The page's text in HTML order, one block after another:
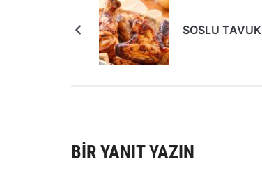
SOSLU TAVUK
BIR YANIT YAZIN